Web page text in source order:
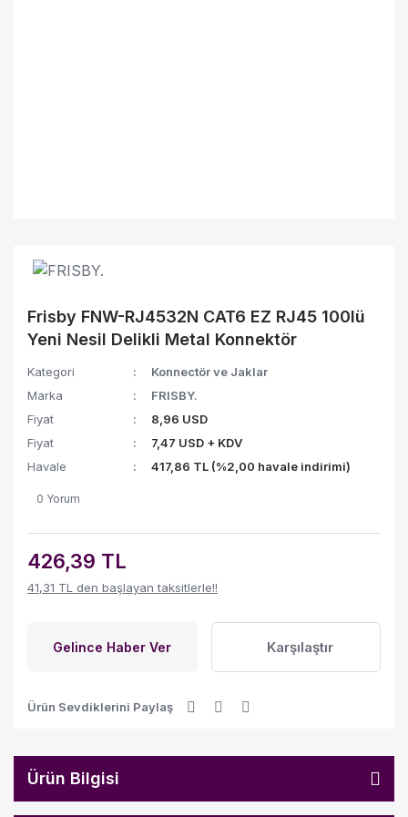
Frisby FNW-RJ4532N CAT6 EZ RJ45 100lü
Yeni Nesil Delikli Metal Konnektör
Kategori
Konnectör ve Jaklar
Marka
FRISBY.
Fiyat
8,96 USD
Fiyat
7,47 USD + KDV
Havale
417,86 TL (%2,00 havale indirimi)
0 Yorum
426,39 TL
41,31 TL den başlayan taksitlerle!!
Gelince Haber Ver Karşılaştır
Ürün Sevdiklerini Paylaş
Ürün Bilgisi